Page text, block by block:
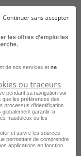
gare
l'Aumône
Continuer sans accepter
les offres d’emploi les
de nos services et ne
ou traceurs
pendant sa navigation sur
que les préférences des
processus d'identification
globalement garantir la
frauduleux ou les
et suivre les sources
permettant de comprendre
applications en fonction